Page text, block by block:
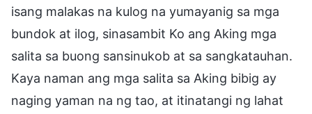
isang malakas na kulog na yumayanig sa mga
bundok at ilog, sinasambit Ko ang Aking mga
salita sa buong sansinukob at sa sangkatauhan.
Kaya naman ang mga salita sa Aking bibig ay
naging yaman na ng tao, at itinatangi ng lahat